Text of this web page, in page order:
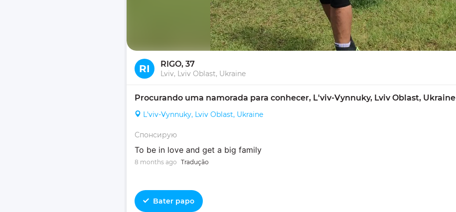
RI RIGO, 37
Lviv, Lviv Oblast, Ukraine
Procurando uma namorada para conhecer, L'viv-Vynnuky, Lviv Oblast, Ukraine
L'viv-Vynnuky, Lviv Oblast, Ukraine
Спонсирую
To be in love and get a big family
8 months ago Tradução
Bater papo